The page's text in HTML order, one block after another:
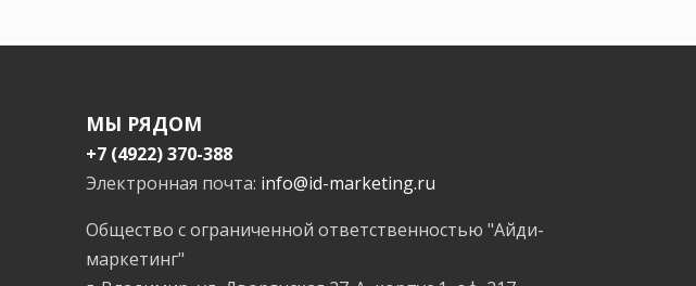
МЫ РЯДОМ
+7 (4922) 370-388
Электронная почта: info@id-marketing.ru
Общество с ограниченной ответственностью "Айди-
маркетинг"